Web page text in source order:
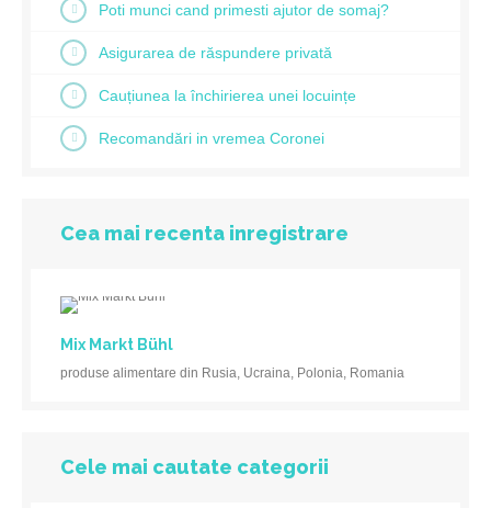
Poti munci cand primesti ajutor de somaj?
Asigurarea de răspundere privată
Cauțiunea la închirierea unei locuințe
Recomandări in vremea Coronei
Cea mai recenta inregistrare
Mix Markt Bühl
produse alimentare din Rusia, Ucraina, Polonia, Romania
Cele mai cautate categorii